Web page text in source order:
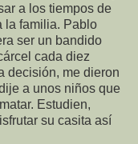
a los tiempos de
la familia. Pablo
ser un bandido
cada diez
decisión, me dieron
a unos niños que
Estudien,
su casita así